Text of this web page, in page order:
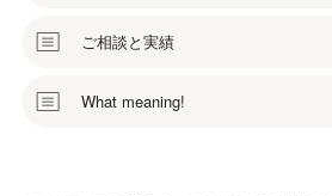
ご相談と実績
What meaning!